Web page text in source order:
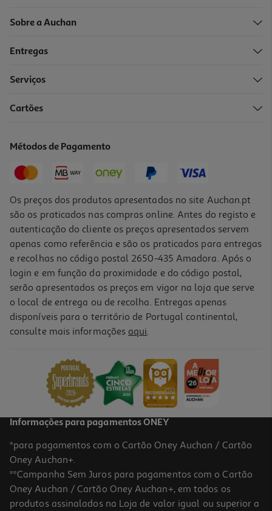
Sobre a Auchan
Entregas
Serviços
Cartões
Métodos de Pagamento
Os preços dos produtos apresentados no site Auchan.pt
são os praticados nas compras online. Antes do registo e
autenticação do cliente os preços apresentados servem
apenas como referência e são os praticados para entregas
e recolhas no código postal 2650-435 Amadora. Após o
login e em função da proximidade e do código postal,
serão apresentados os preços em vigor na loja que serve
o local de entrega ou de recolha. Entregas apenas
disponíveis para o território de Portugal continental,
consulte mais informações aqui.
Informações para pagamentos ONEY
*para pagamentos com o Cartão Oney Auchan / Cartão
Oney Auchan+.
**Campanha Sem Juros para pagamentos com o Cartão
Oney Auchan / Cartão Oney Auchan+, em todos os
produtos assinalados na Loja de valor igual ou superior a